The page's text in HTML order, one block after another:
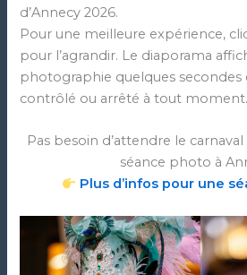
d’Annecy 2026.
Pour une meilleure expérience,
pour l’agrandir. Le diaporama
photographie quelques
contrôlé ou arrêté à tout moment.
Pas besoin d’attendre le
séance photo à
Plus d’infos pour une